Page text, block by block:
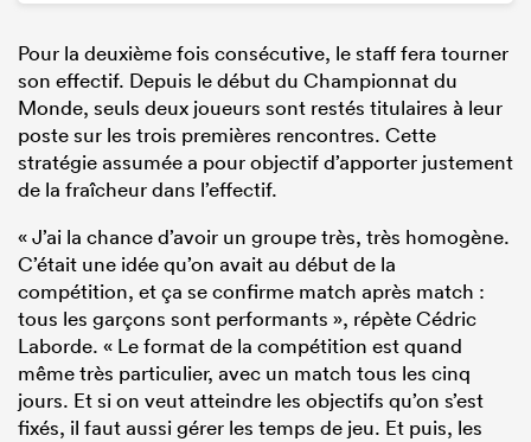
Pour la deuxième fois consécutive, le staff fera tourner
son effectif. Depuis le début du Championnat du
Monde, seuls deux joueurs sont restés titulaires à leur
poste sur les trois premières rencontres. Cette
stratégie assumée a pour objectif d’apporter justement
de la fraîcheur dans l’effectif.
« J’ai la chance d’avoir un groupe très, très homogène.
C’était une idée qu’on avait au début de la
compétition, et ça se confirme match après match :
tous les garçons sont performants », répète Cédric
Laborde. « Le format de la compétition est quand
même très particulier, avec un match tous les cinq
jours. Et si on veut atteindre les objectifs qu’on s’est
fixés, il faut aussi gérer les temps de jeu. Et puis, les